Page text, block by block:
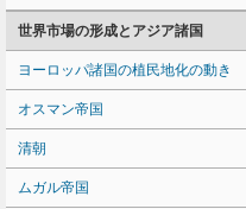
世界市場の形成とアジア諸国
ヨーロッパ諸国の植民地化の動き
オスマン帝国
清朝
ムガル帝国